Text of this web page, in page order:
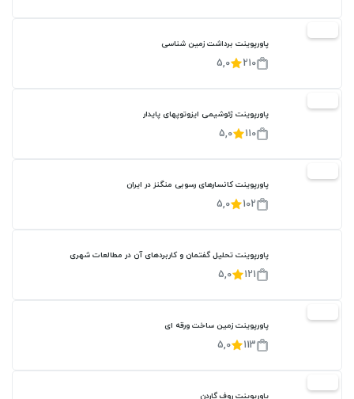
پاورپوینت برداشت زمین شناسی
210
5,0
پاورپوینت ژئوشیمی ایزوتوپهای پایدار
110
5,0
پاورپوینت کانسارهای رسوبی منگنز در ایران
102
5,0
پاورپوینت تحلیل گفتمان و کاربردهای آن در مطالعات شهری
121
5,0
پاورپوینت زمین ساخت ورقه ای
113
5,0
پاورپوینت روف گاردن